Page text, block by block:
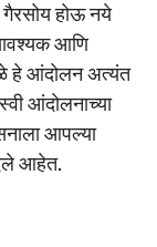
गैरसोय होऊ नये
आणि
हे आंदोलन अत्यंत
आंदोलनाच्या
आपल्या
आहेत.